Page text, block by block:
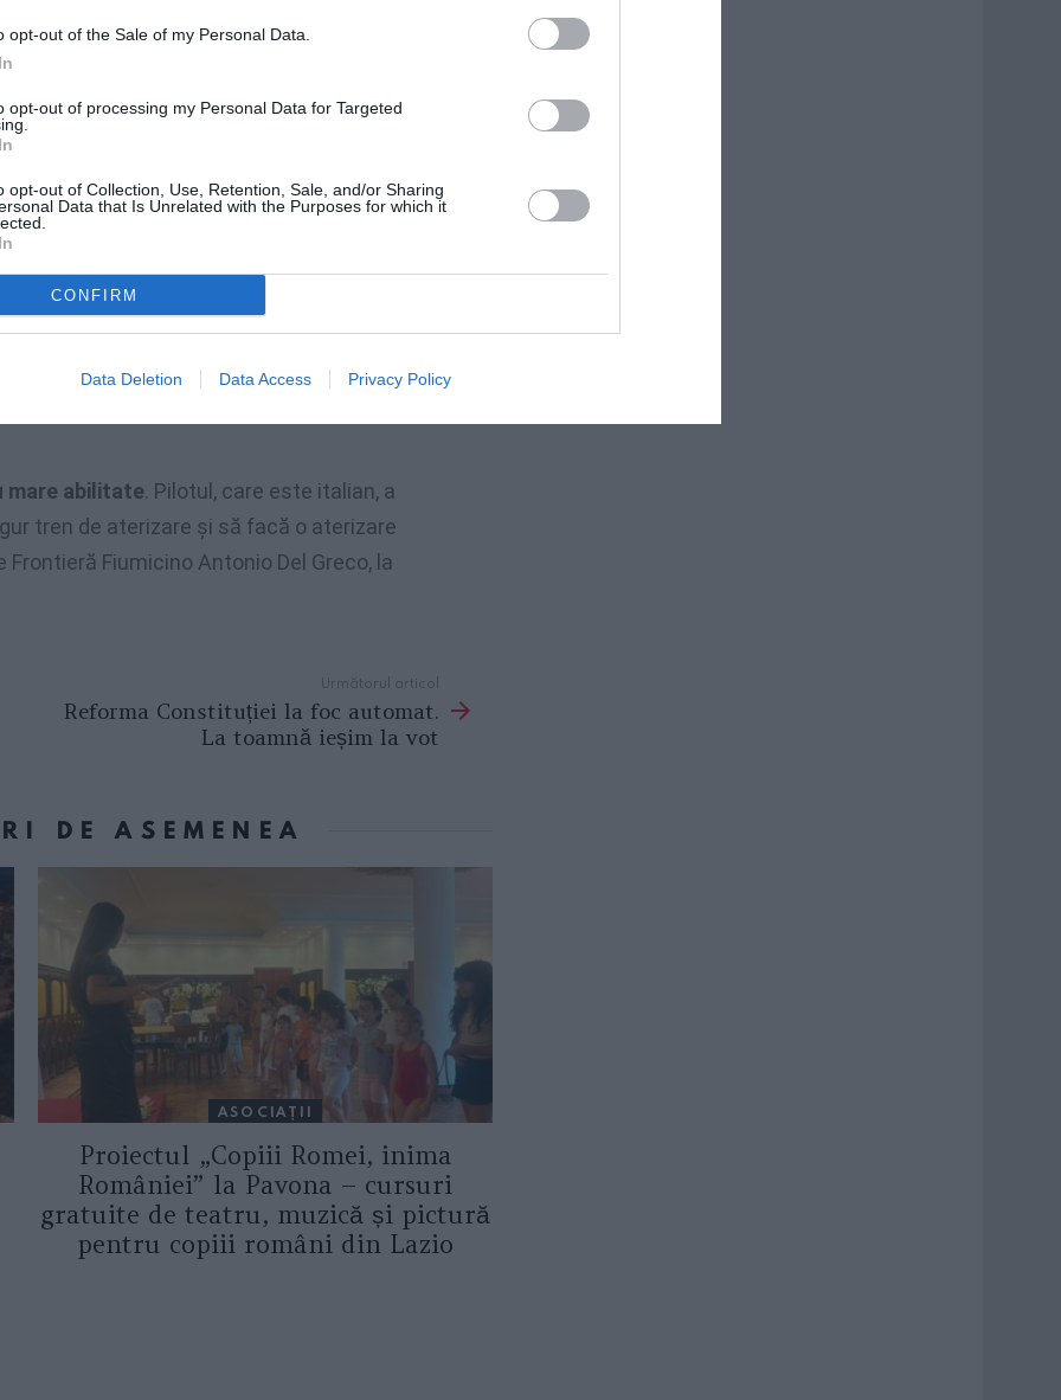
opt-out of the Sale of my Personal Data.
opt-out of processing my Personal Data for Targeted
opt-out of Collection, Use, Retention, Sale, and/or Sharing
Data that Is Unrelated with the Purposes for which it
CONFIRM
Data Deletion Data Access Privacy Policy
a fost necesar transportul lor la spital.
de către Poliția de Frontieră. Toți
separată a aeroportului pentru
a deschis imediat o i
din această dimineață. ANSV a trimis la
a colecta probe utile din prima
mare abilitate. Pilotul, care este italian, a
tren de aterizare și să facă o aterizare
Fiumicino Antonio Del Greco, la
Următorul articol
Reforma Constituției la foc automat.
La toamnă ieșim la vot
DE ASEMENEA
ASOCIAŢII
Proiectul „Copiii Romei, inima
României” la Pavona – cursuri
gratuite de teatru, muzică și pictură
pentru copiii români din Lazio